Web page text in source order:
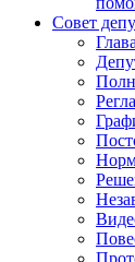
Совет